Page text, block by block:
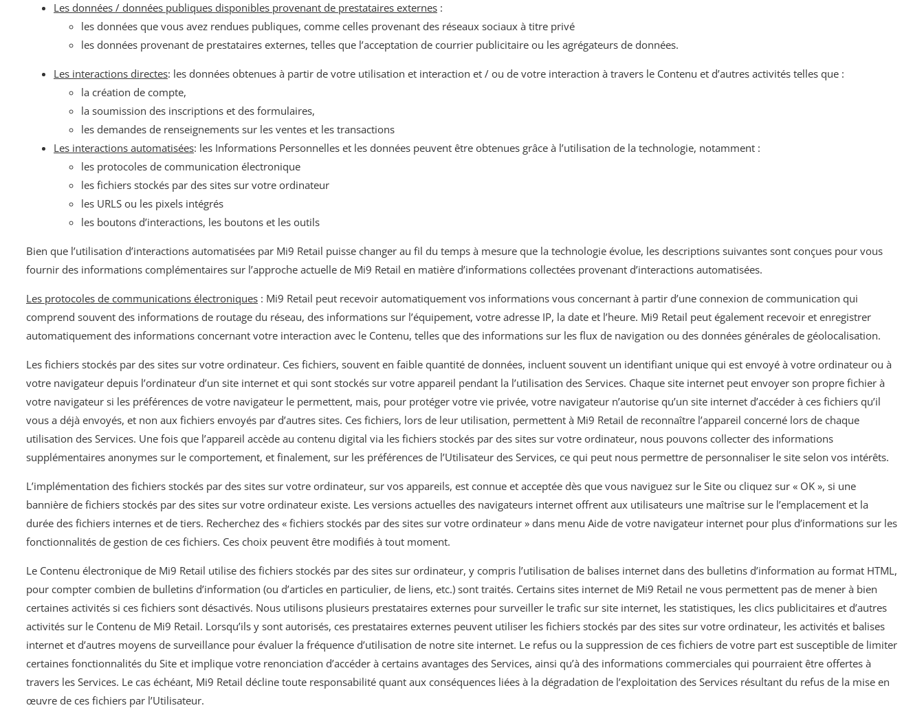
Les données / données publiques disponibles provenant de prestataires externes :
les données que vous avez rendues publiques, comme celles provenant des réseaux sociaux à titre privé
les données provenant de prestataires externes, telles que l’acceptation de courrier publicitaire ou les agrégateurs de données.
Les interactions directes: les données obtenues à partir de votre utilisation et interaction et / ou de votre interaction à travers le Contenu et d’autres activités telles que :
la création de compte,
la soumission des inscriptions et des formulaires,
les demandes de renseignements sur les ventes et les transactions
Les interactions automatisées: les Informations Personnelles et les données peuvent être obtenues grâce à l’utilisation de la technologie, notamment :
les protocoles de communication électronique
les fichiers stockés par des sites sur votre ordinateur
les URLS ou les pixels intégrés
les boutons d’interactions, les boutons et les outils
Bien que l’utilisation d’interactions automatisées par Mi9 Retail puisse changer au fil du temps à mesure que la technologie évolue, les descriptions suivantes sont conçues pour vous
fournir des informations complémentaires sur l’approche actuelle de Mi9 Retail en matière d’informations collectées provenant d’interactions automatisées.
Les protocoles de communications électroniques : Mi9 Retail peut recevoir automatiquement vos informations vous concernant à partir d’une connexion de communication qui
comprend souvent des informations de routage du réseau, des informations sur l’équipement, votre adresse IP, la date et l’heure. Mi9 Retail peut également recevoir et enregistrer
automatiquement des informations concernant votre interaction avec le Contenu, telles que des informations sur les flux de navigation ou des données générales de géolocalisation.
Les fichiers stockés par des sites sur votre ordinateur. Ces fichiers, souvent en faible quantité de données, incluent souvent un identifiant unique qui est envoyé à votre ordinateur ou à
votre navigateur depuis l’ordinateur d’un site internet et qui sont stockés sur votre appareil pendant la l’utilisation des Services. Chaque site internet peut envoyer son propre fichier à
votre navigateur si les préférences de votre navigateur le permettent, mais, pour protéger votre vie privée, votre navigateur n’autorise qu’un site internet d’accéder à ces fichiers qu’il
vous a déjà envoyés, et non aux fichiers envoyés par d’autres sites. Ces fichiers, lors de leur utilisation, permettent à Mi9 Retail de reconnaître l’appareil concerné lors de chaque
utilisation des Services. Une fois que l’appareil accède au contenu digital via les fichiers stockés par des sites sur votre ordinateur, nous pouvons collecter des informations
supplémentaires anonymes sur le comportement, et finalement, sur les préférences de l’Utilisateur des Services, ce qui peut nous permettre de personnaliser le site selon vos intérêts.
L’implémentation des fichiers stockés par des sites sur votre ordinateur, sur vos appareils, est connue et acceptée dès que vous naviguez sur le Site ou cliquez sur « OK », si une
bannière de fichiers stockés par des sites sur votre ordinateur existe. Les versions actuelles des navigateurs internet offrent aux utilisateurs une maîtrise sur le l’emplacement et la
durée des fichiers internes et de tiers. Recherchez des « fichiers stockés par des sites sur votre ordinateur » dans menu Aide de votre navigateur internet pour plus d’informations sur les
fonctionnalités de gestion de ces fichiers. Ces choix peuvent être modifiés à tout moment.
Le Contenu électronique de Mi9 Retail utilise des fichiers stockés par des sites sur ordinateur, y compris l’utilisation de balises internet dans des bulletins d’information au format HTML,
pour compter combien de bulletins d’information (ou d’articles en particulier, de liens, etc.) sont traités. Certains sites internet de Mi9 Retail ne vous permettent pas de mener à bien
certaines activités si ces fichiers sont désactivés. Nous utilisons plusieurs prestataires externes pour surveiller le trafic sur site internet, les statistiques, les clics publicitaires et d’autres
activités sur le Contenu de Mi9 Retail. Lorsqu’ils y sont autorisés, ces prestataires externes peuvent utiliser les fichiers stockés par des sites sur votre ordinateur, les activités et balises
internet et d’autres moyens de surveillance pour évaluer la fréquence d’utilisation de notre site internet. Le refus ou la suppression de ces fichiers de votre part est susceptible de limiter
certaines fonctionnalités du Site et implique votre renonciation d’accéder à certains avantages des Services, ainsi qu’à des informations commerciales qui pourraient être offertes à
travers les Services. Le cas échéant, Mi9 Retail décline toute responsabilité quant aux conséquences liées à la dégradation de l’exploitation des Services résultant du refus de la mise en
œuvre de ces fichiers par l’Utilisateur.